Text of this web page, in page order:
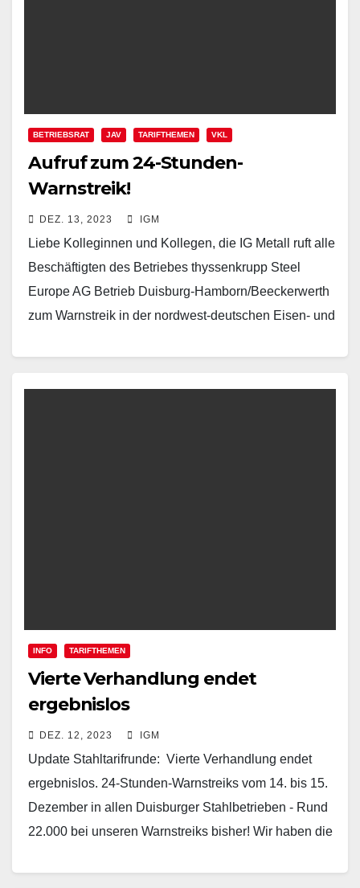
BETRIEBSRAT JAV TARIFTHEMEN VKL
Aufruf zum 24-Stunden-
Warnstreik!
DEZ. 13, 2023 IGM
Liebe Kolleginnen und Kollegen, die IG Metall ruft alle
Beschäftigten des Betriebes thyssenkrupp Steel
Europe AG Betrieb Duisburg-Hamborn/Beeckerwerth
zum Warnstreik in der nordwest-deutschen Eisen- und
INFO TARIFTHEMEN
Vierte Verhandlung endet
ergebnislos
DEZ. 12, 2023 IGM
Update Stahltarifrunde: Vierte Verhandlung endet
ergebnislos. 24-Stunden-Warnstreiks vom 14. bis 15.
Dezember in allen Duisburger Stahlbetrieben - Rund
22.000 bei unseren Warnstreiks bisher! Wir haben die